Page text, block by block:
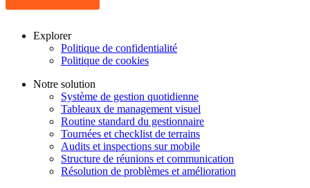
Explorer
Politique de confidentialité
Politique de cookies
Notre solution
Système de gestion quotidienne
Tableaux de management visuel
Routine standard du gestionnaire
Tournées et checklist de terrains
Audits et inspections sur mobile
Structure de réunions et communication
Résolution de problèmes et amélioration